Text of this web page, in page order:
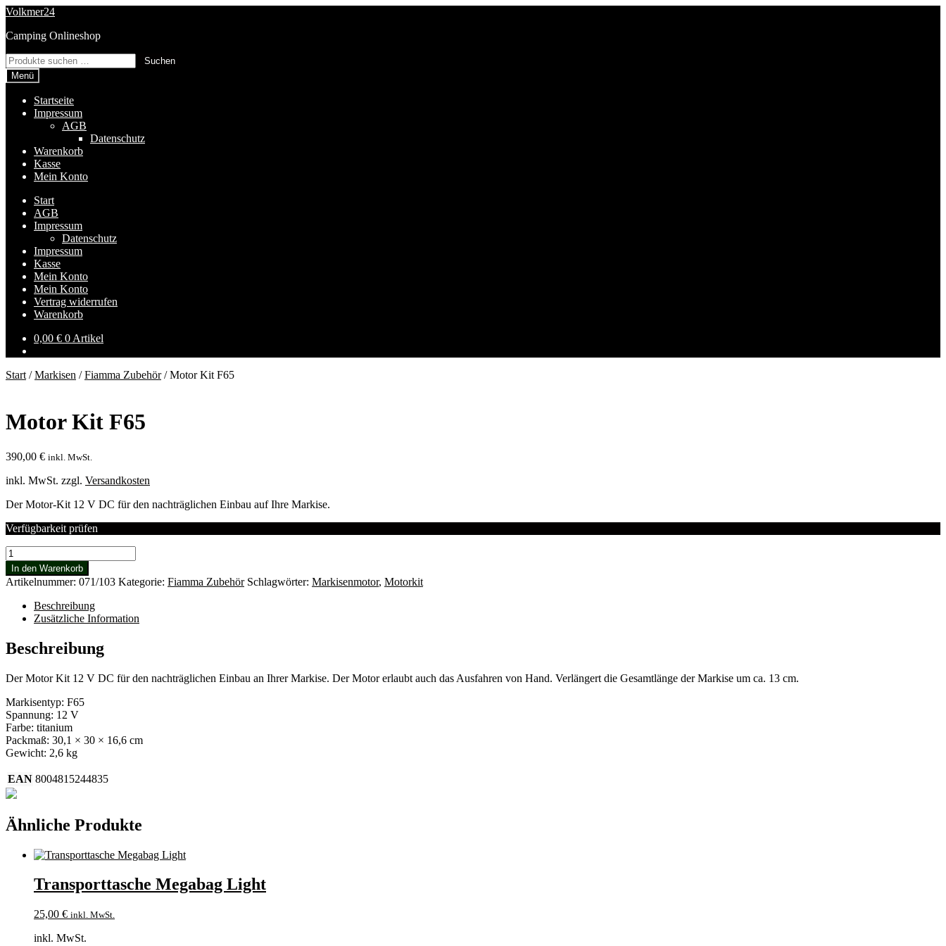
Zur
springen
Zum
springen
Volkmer24
Camping Onlineshop
Suchen
nach:
Suchen
Menü
Startseite
Impressum
AGB
Datenschutz
Warenkorb
Kasse
Mein Konto
Start
AGB
Impressum
Datenschutz
Impressum
Kasse
Mein Konto
Mein Konto
Vertrag widerrufen
Warenkorb
0,00 € 0 Artikel
Start /Markisen /Fiamma Zubehör/Motor Kit F65
Motor Kit F65
390,00 € inkl. MwSt.
inkl. MwSt. zzgl. Versandkosten
Der Motor-Kit 12 V DC für den nachträglichen Einbau auf Ihre Markise.
Verfügbarkeit prüfen
Motor
Kit
F65
Menge
In den Warenkorb
Artikelnummer: 071/103 Kategorie: Fiamma Zubehör Schlagwörter: Markisenmotor, Motorkit
Beschreibung
Zusätzliche Information
Beschreibung
Der Motor Kit 12 V DC für den nachträglichen Einbau an Ihrer Markise. Der Motor erlaubt auch das Ausfahren von Hand. Verlängert die Gesamtlänge der Markise um ca. 13 cm.
Markisentyp: F65
Spannung: 12 V
Farbe: titanium
Packmaß: 30,1 × 30 × 16,6 cm
Gewicht: 2,6 kg
EAN 8004815244835
Ähnliche Produkte
Transporttasche Megabag Light
25,00 € inkl. MwSt.
inkl. MwSt.